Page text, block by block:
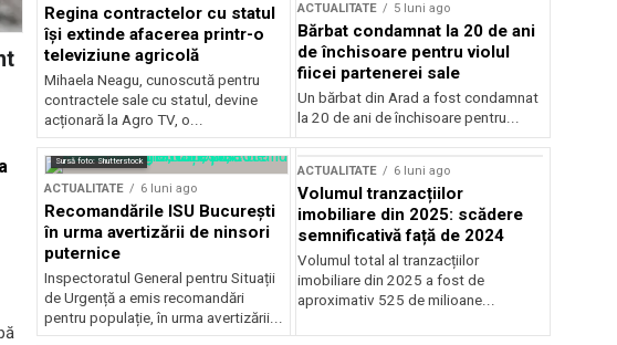
Regina contractelor cu statul
își extinde afacerea printr-o
televiziune agricolă
Mihaela Neagu, cunoscută pentru
contractele sale cu statul, devine
acționară la Agro TV, o...
ACTUALITATE 5 luni ago
Bărbat condamnat la 20 de ani
de închisoare pentru violul
fiicei partenerei sale
Un bărbat din Arad a fost condamnat
la 20 de ani de închisoare pentru...
Sursă foto: Shutterstock
ACTUALITATE 6 luni ago
Recomandările ISU București
în urma avertizării de ninsori
puternice
Inspectoratul General pentru Situații
de Urgență a emis recomandări
pentru populație, în urma avertizării...
ACTUALITATE 6 luni ago
Volumul tranzacțiilor
imobiliare din 2025: scădere
semnificativă față de 2024
Volumul total al tranzacțiilor
imobiliare din 2025 a fost de
aproximativ 525 de milioane...